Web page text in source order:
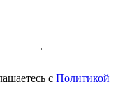
с Политикой